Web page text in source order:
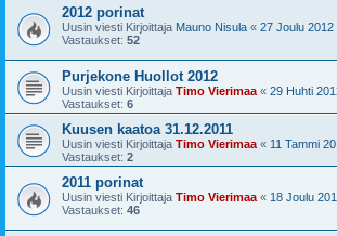
2012 porinat
Uusin viesti Kirjoittaja Mauno Nisula « 27 Joulu 2012
Vastaukset: 52
Purjekone Huollot 2012
Uusin viesti Kirjoittaja Timo Vierimaa « 29 Huhti
Vastaukset: 6
Kuusen kaatoa 31.12.2011
Uusin viesti Kirjoittaja Timo Vierimaa « 11 Tammi
Vastaukset: 2
2011 porinat
Uusin viesti Kirjoittaja Timo Vierimaa « 18 Joulu
Vastaukset: 46